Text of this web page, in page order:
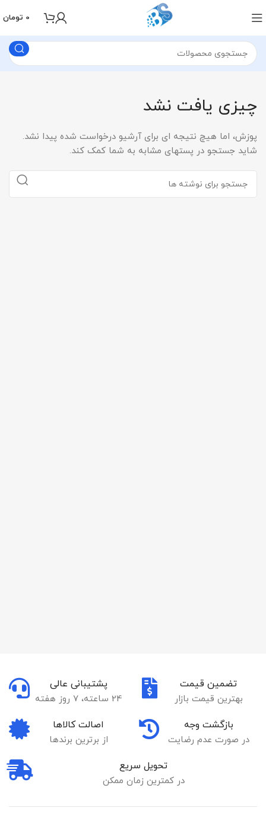
0 تومان
چیزی یافت نشد
پوزش، اما هیچ نتیجه ای برای آرشیو درخواست شده پیدا نشد.
شاید جستجو در پستهای مشابه به شما کمک کند.
تضمین قیمت
بهترین قیمت بازار
پشتیبانی عالی
24 ساعته، 7 روز هفته
بازگشت وجه
در صورت عدم رضایت
اصالت کالاها
از برترین برندها
تحویل سریع
در کمترین زمان ممکن